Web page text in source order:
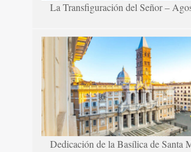
La Transfiguración del Señor –
Dedicación de la Basílica de Santa